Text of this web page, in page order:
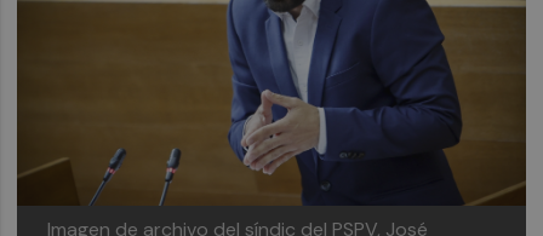
Imagen de archivo del síndic del PSPV, José